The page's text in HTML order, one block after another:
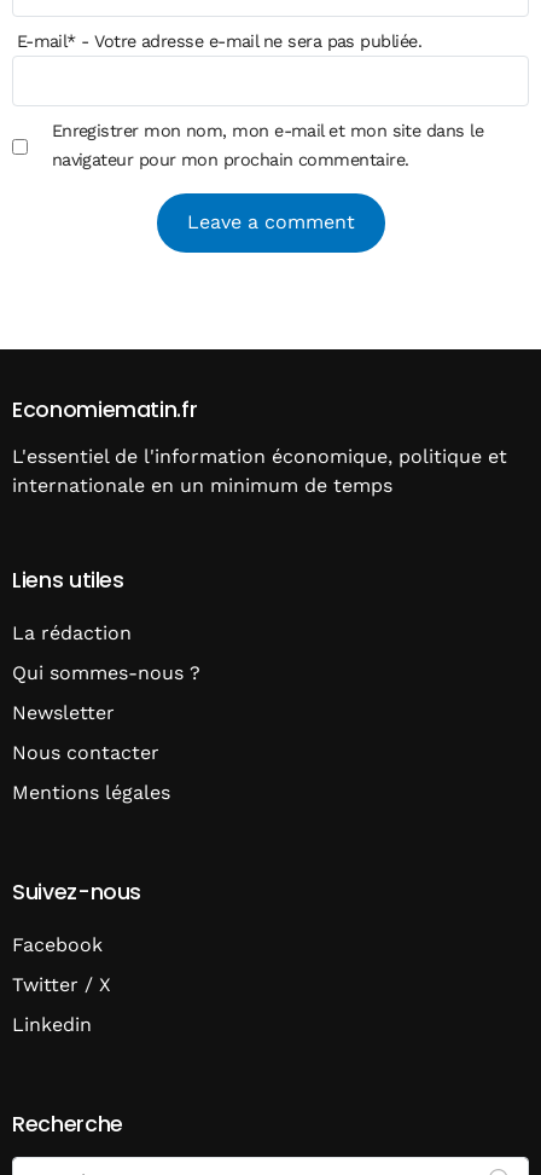
E-mail*- Votre adresse e-mail ne sera pas publiée.
Enregistrer mon nom, mon e-mail et mon site dans le
navigateur pour mon prochain commentaire.
Economiematin.fr
L'essentiel de l'information économique, politique et
internationale en un minimum de temps
Liens utiles
La rédaction
Qui sommes-nous ?
Newsletter
Nous contacter
Mentions légales
Suivez-nous
Facebook
Twitter / X
Linkedin
Recherche
Search